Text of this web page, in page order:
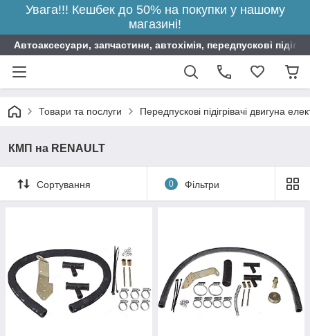
Увага!!! Кешбек до 50% на покупки у нашому
магазині!
Автоаксесуари, запчастини, автохімія, передпускові
Товари та послуги Передпускові підігрівачі двигуна
КМП на RENAULT
Сортування 0 Фільтри